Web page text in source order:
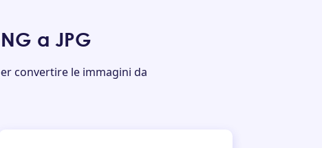
a JPG
convertire le immagini da